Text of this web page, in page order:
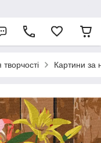
Картини за